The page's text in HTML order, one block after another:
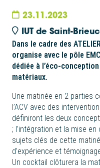
23.11.2023
IUT de Saint-Brieuc
Dans le cadre des
organise avec le pôle
dédiée à l’éco-
matériaux.
Une matinée en 2 parties
l’ACV avec des
définiront les deux
; l’intégration et la mise
sujets clés de cette
d’expérience et
Un cocktail clôturera la